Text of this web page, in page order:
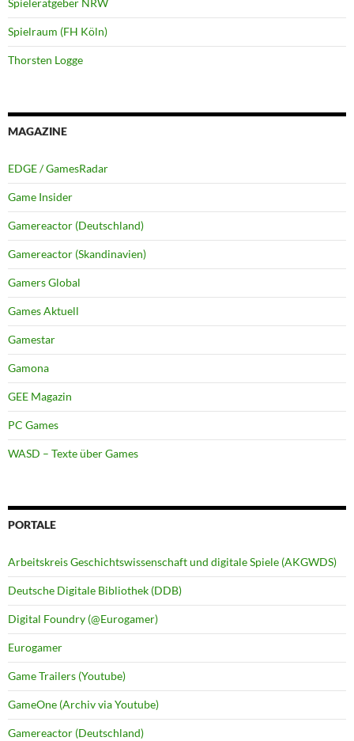
Spieleratgeber NRW
Spielraum (FH Köln)
Thorsten Logge
MAGAZINE
EDGE / GamesRadar
Game Insider
Gamereactor (Deutschland)
Gamereactor (Skandinavien)
Gamers Global
Games Aktuell
Gamestar
Gamona
GEE Magazin
PC Games
WASD – Texte über Games
PORTALE
Arbeitskreis Geschichtswissenschaft und digitale Spiele (AKGWDS)
Deutsche Digitale Bibliothek (DDB)
Digital Foundry (@Eurogamer)
Eurogamer
Game Trailers (Youtube)
GameOne (Archiv via Youtube)
Gamereactor (Deutschland)